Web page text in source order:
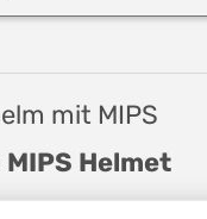
mit MIPS
Helmet